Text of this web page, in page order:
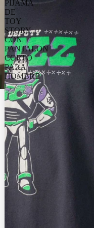
PIJAMA
DE
TOY
STORY
CON
PANTALON
CORTO
PARA
HOMBRE